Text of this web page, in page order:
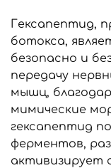
Гексапептид,
ботокса,
безопасно и
передачу
мышц,
мимические
гексапептид
ферментов,
активизирует